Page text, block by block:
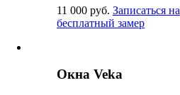
11 000 руб. Записаться на
бесплатный замер
Окна Veka